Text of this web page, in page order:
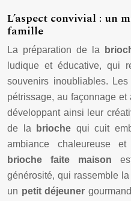
L’aspect convivial : un
famille
La préparation de la
ludique et éducative, qui
souvenirs inoubliables.
pétrissage, au façonnage
développant ainsi leur
de la
brioche qui cuit
ambiance chaleureuse
brioche faite maison
générosité, qui rassemble
un petit déjeuner